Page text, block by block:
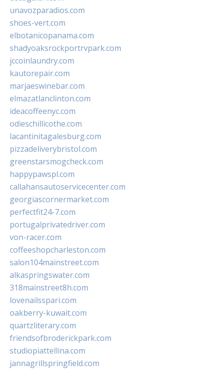
unavozparadios.com
shoes-vert.com
elbotanicopanama.com
shadyoaksrockportrvpark.com
jccoinlaundry.com
kautorepair.com
marjaeswinebar.com
elmazatlanclinton.com
ideacoffeenyc.com
odieschillicothe.com
lacantinitagalesburg.com
pizzadeliverybristol.com
greenstarsmogcheck.com
happypawspl.com
callahansautoservicecenter.com
georgiascornermarket.com
perfectfit24-7.com
portugalprivatedriver.com
von-racer.com
coffeeshopcharleston.com
salon104mainstreet.com
alkaspringswater.com
318mainstreet8h.com
lovenailsspari.com
oakberry-kuwait.com
quartzliterary.com
friendsofbroderickpark.com
studiopiattellina.com
jannagrillspringfield.com